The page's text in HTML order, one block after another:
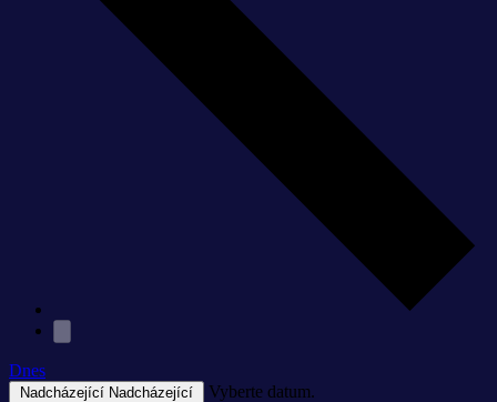
Dnes
Nadcházející Nadcházející Vyberte datum.